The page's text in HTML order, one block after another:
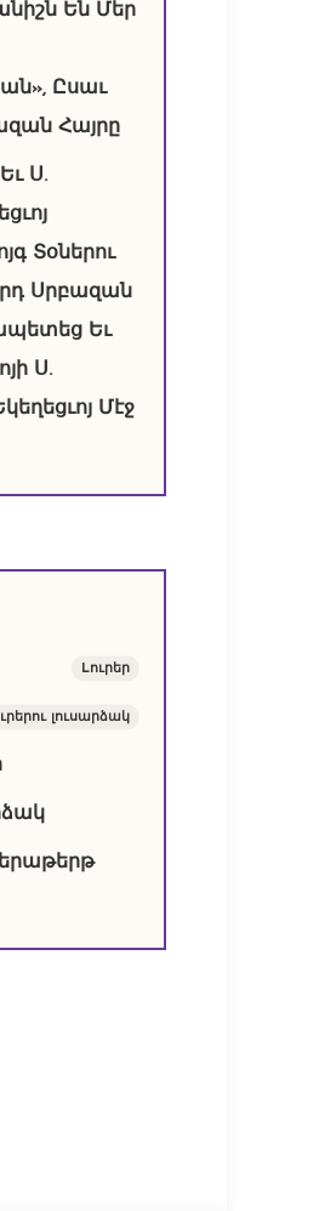
Են Մեր
Ըսաւ
Հայրը
Ս.
Տօներու
Սրբազան
Եւ
Ս.
Մէջ
Lուրեր
լուսարձակ